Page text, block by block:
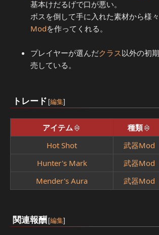
基本けだるげで口が悪い。
ボスを倒して手に入れた素材から様
Modを作ってくれる。
プレイヤーが選んだクラス以外の初期
売している。
トレード [編集]
アイテム 種類
Hot Shot
武器Mod
Hunter's Mark
武器Mod
Mender's Aura
武器Mod
関連報酬 [編集]